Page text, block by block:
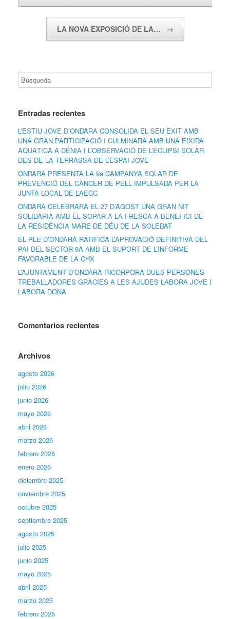
LA NOVA EXPOSICIÓ DE LA… →
Entradas recientes
L’ESTIU JOVE D’ONDARA CONSOLIDA EL SEU ÈXIT AMB
UNA GRAN PARTICIPACIÓ I CULMINARÀ AMB UNA EIXIDA
AQUÀTICA A DÉNIA I L’OBSERVACIÓ DE L’ECLIPSI SOLAR
DES DE LA TERRASSA DE L’ESPAI JOVE
ONDARA PRESENTA LA 9a CAMPANYA SOLAR DE
PREVENCIÓ DEL CÀNCER DE PELL IMPULSADA PER LA
JUNTA LOCAL DE L’AECC
ONDARA CELEBRARÀ EL 27 D’AGOST UNA GRAN NIT
SOLIDÀRIA AMB EL SOPAR A LA FRESCA A BENEFICI DE
LA RESIDÈNCIA MARE DE DÉU DE LA SOLEDAT
EL PLE D’ONDARA RATIFICA L’APROVACIÓ DEFINITIVA DEL
PAI DEL SECTOR 9A AMB EL SUPORT DE L’INFORME
FAVORABLE DE LA CHX
L’AJUNTAMENT D’ONDARA INCORPORA DUES PERSONES
TREBALLADORES GRÀCIES A LES AJUDES LABORA JOVE I
LABORA DONA
Comentarios recientes
Archivos
agosto 2026
julio 2026
junio 2026
mayo 2026
abril 2026
marzo 2026
febrero 2026
enero 2026
diciembre 2025
noviembre 2025
octubre 2025
septiembre 2025
agosto 2025
julio 2025
junio 2025
mayo 2025
abril 2025
marzo 2025
febrero 2025